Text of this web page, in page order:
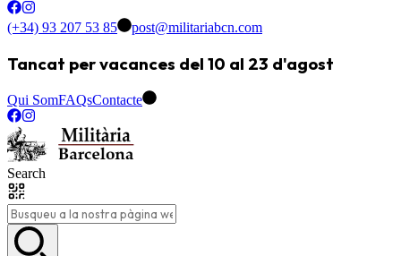
(+34) 93 207 53 85 post@militariabcn.com
Tancat per vacances del 10 al 23 d'agost
Qui SomFAQsContacte
Search